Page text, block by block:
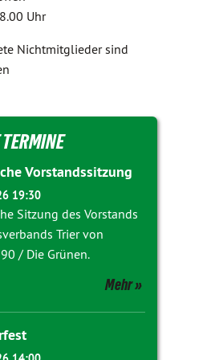
Uhr
Nichtmitglieder sind
Vorstandssitzung
19:30
Sitzung des Vorstands
Trier von
/ Die Grünen.
Mehr